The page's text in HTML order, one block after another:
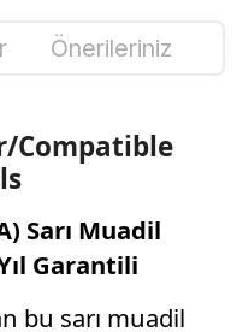
Önerileriniz
Compatible
Sarı Muadil
Garantili
bu sarı muadil